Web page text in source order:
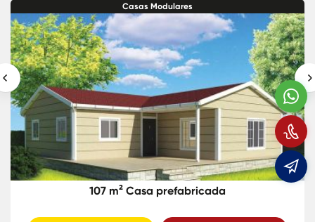
Casas Modulares
107 m² Casa prefabricada